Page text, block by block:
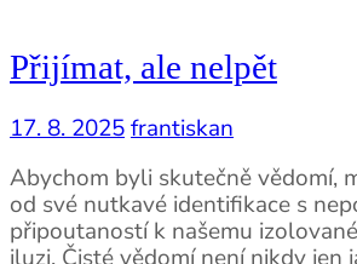
Přijímat, ale nelpět
17. 8. 2025frantiskan
Abychom byli skutečně vědomí,
od své nutkavé identifikace s
připoutaností k našemu
iluzi. Čisté vědomí není nikdy jen